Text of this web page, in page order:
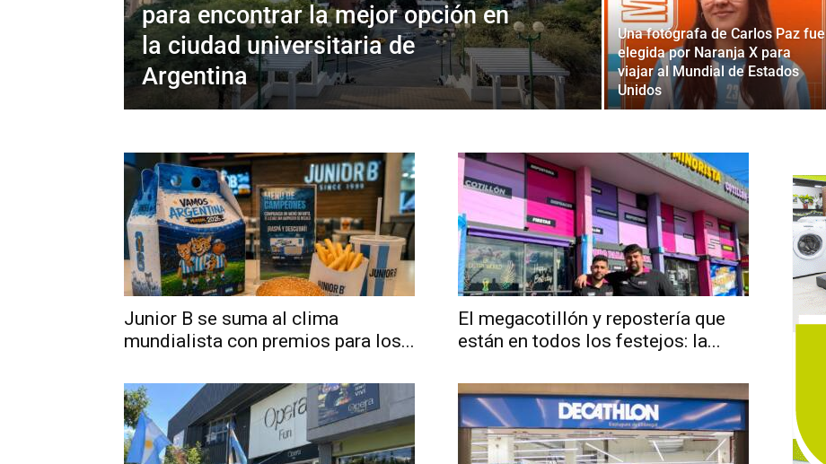
para encontrar la mejor opción en
la ciudad universitaria de
Argentina
Una fotógrafa de Carlos Paz fue
elegida por Naranja X para
viajar al Mundial de Estados
Unidos
Junior B se suma al clima
mundialista con premios para los...
El megacotillón y repostería que
están en todos los festejos: la...